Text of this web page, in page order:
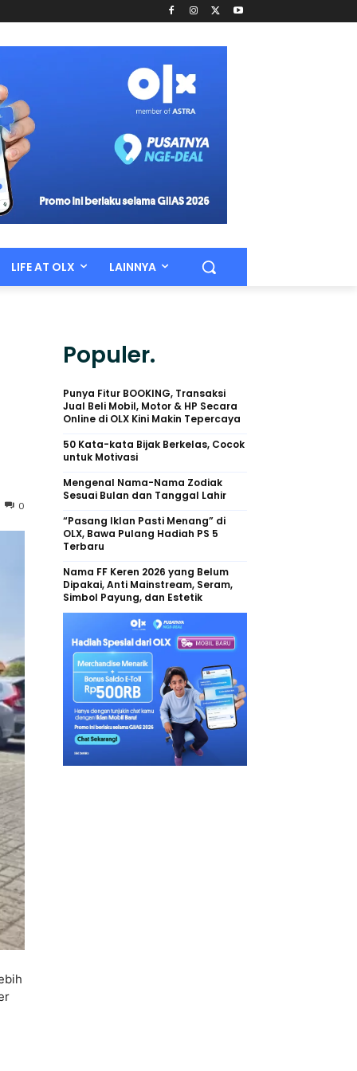
LIFE AT OLX LAINNYA
0
Populer.
Punya Fitur BOOKING, Transaksi
Jual Beli Mobil, Motor & HP Secara
Online di OLX Kini Makin Tepercaya
50 Kata-kata Bijak Berkelas, Cocok
untuk Motivasi
Mengenal Nama-Nama Zodiak
Sesuai Bulan dan Tanggal Lahir
“Pasang Iklan Pasti Menang” di
OLX, Bawa Pulang Hadiah PS 5
Terbaru
Nama FF Keren 2026 yang Belum
Dipakai, Anti Mainstream, Seram,
Simbol Payung, dan Estetik